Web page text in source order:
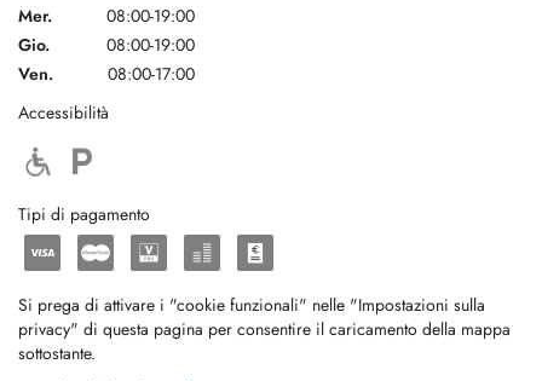
Mer.
08:00-19:00
Gio.
08:00-19:00
Ven.
08:00-17:00
Accessibilità
Tipi di pagamento
Si prega di attivare i "cookie funzionali" nelle "Impostazioni sulla
privacy" di questa pagina per consentire il caricamento della mappa
sottostante.